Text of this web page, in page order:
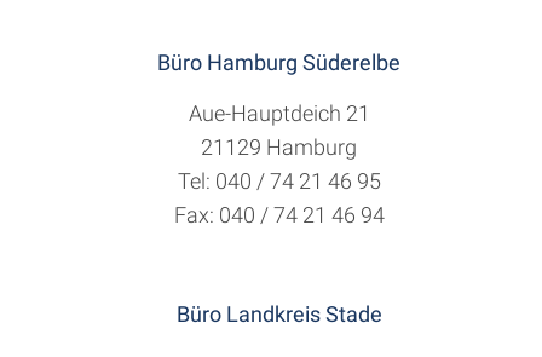
Büro Hamburg Süderelbe
Aue-Hauptdeich 21
21129 Hamburg
Tel: 040 / 74 21 46 95
Fax: 040 / 74 21 46 94
Büro Landkreis Stade